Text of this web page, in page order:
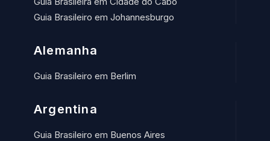
Guia Brasileiro em Johannesburgo
Alemanha
Guia Brasileiro em Berlim
Argentina
Guia Brasileiro em Buenos Aires